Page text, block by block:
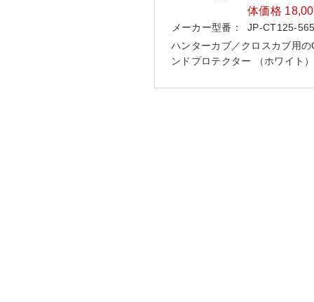
体価格
メーカー型番：
JP-CT125-
ハンターカブ／クロスカブ用の
ンドプロテクター （ホワイト）